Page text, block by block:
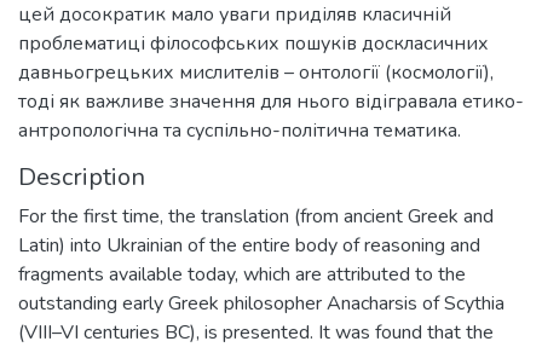
цей досократик мало уваги приділяв класичній
проблематиці філософських пошуків доскласичних
давньогрецьких мислителів – онтології (космології),
тоді як важливе значення для нього відігравала етико-
антропологічна та суспільно-політична тематика.
Description
For the first time, the translation (from ancient Greek and
Latin) into Ukrainian of the entire body of reasoning and
fragments available today, which are attributed to the
outstanding early Greek philosopher Anacharsis of Scythia
(VIII–VI centuries BC), is presented. It was found that the